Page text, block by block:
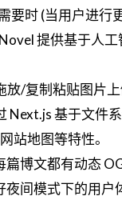
要时 (当用户进行
提供基于人
放/复制粘贴图片
Next.js 基于文件
站地图等特性。
篇博文都有动态
夜间模式下的用户